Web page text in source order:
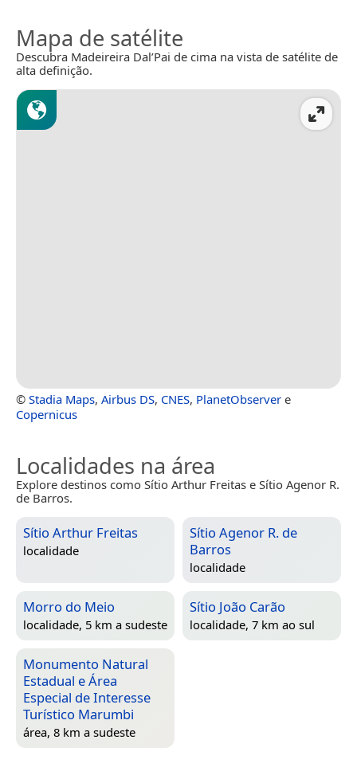
Mapa de satélite
Descubra Madeireira Dal’Pai de cima na vista de satélite de
alta definição.
© Stadia Maps, Airbus DS, CNES, PlanetObserver e
Copernicus
Localidades na área
Explore destinos como Sítio Arthur Freitas e Sítio Agenor R.
de Barros.
Sítio Arthur Freitas
localidade
Sítio Agenor R. de
Barros
localidade
Morro do Meio
localidade, 5 km a sudeste
Sítio João Carão
localidade, 7 km ao sul
Monumento Natural
Estadual e Área
Especial de Interesse
Turístico Marumbi
área, 8 km a sudeste